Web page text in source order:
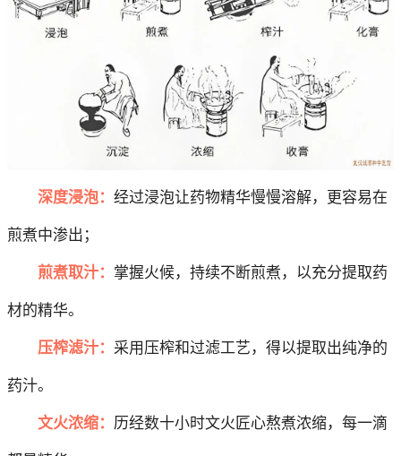
深度浸泡： 经过浸泡让药物精华慢慢溶解，更容易在
煎煮中渗出；
煎煮取汁： 掌握火候，持续不断煎煮，以充分提取药
材的精华。
压榨滤汁： 采用压榨和过滤工艺，得以提取出纯净的
药汁。
文火浓缩： 历经数十小时文火匠心熬煮浓缩，每一滴